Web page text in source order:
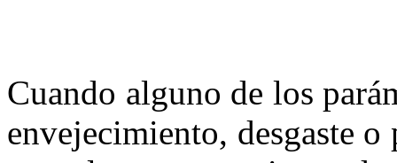
Cuando alguno de los
envejecimiento, desgaste